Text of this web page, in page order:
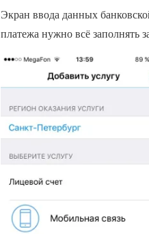
Экран ввода данных
платежа нужно всё заполнять